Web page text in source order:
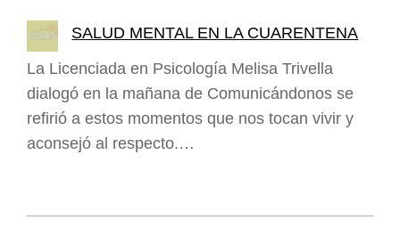
SALUD MENTAL EN LA CUARENTENA
La Licenciada en Psicología Melisa Trivella
dialogó en la mañana de Comunicándonos se
refirió a estos momentos que nos tocan vivir y
aconsejó al respecto.…